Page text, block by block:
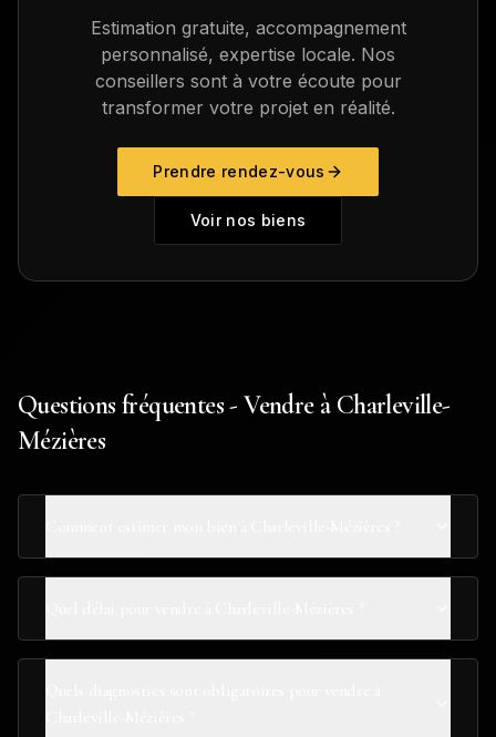
Estimation gratuite, accompagnement
personnalisé, expertise locale. Nos
conseillers sont à votre écoute pour
transformer votre projet en réalité.
Prendre rendez-vous
Voir nos biens
Questions fréquentes - Vendre à Charleville-
Mézières